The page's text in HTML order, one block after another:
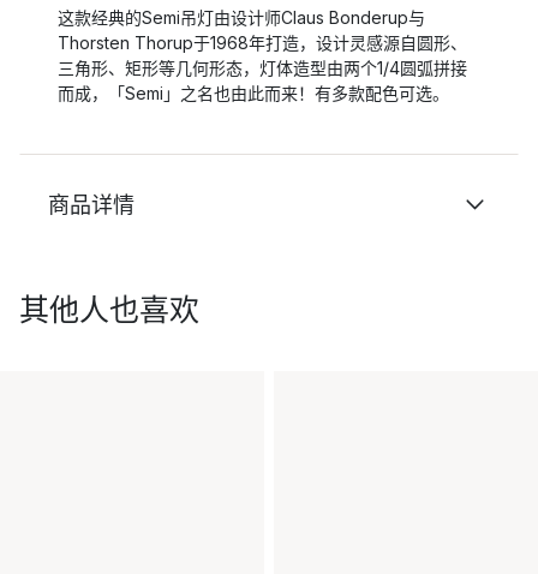
这款经典的Semi吊灯由设计师Claus Bonderup与
Thorsten Thorup于1968年打造，设计灵感源自圆形、
三角形、矩形等几何形态，灯体造型由两个1/4圆弧拼接
而成，「Semi」之名也由此而来！有多款配色可选。
商品详情
其他人也喜欢